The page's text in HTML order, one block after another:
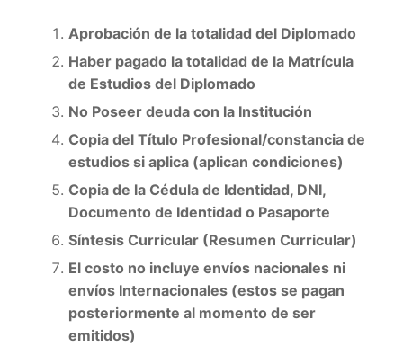
Aprobación de la totalidad del Diplomado
Haber pagado la totalidad de la Matrícula
de Estudios del Diplomado
No Poseer deuda con la Institución
Copia del Título Profesional/constancia de
estudios si aplica (aplican condiciones)
Copia de la Cédula de Identidad, DNI,
Documento de Identidad o Pasaporte
Síntesis Curricular (Resumen Curricular)
El costo no incluye envíos nacionales ni
envíos Internacionales (estos se pagan
posteriormente al momento de ser
emitidos)